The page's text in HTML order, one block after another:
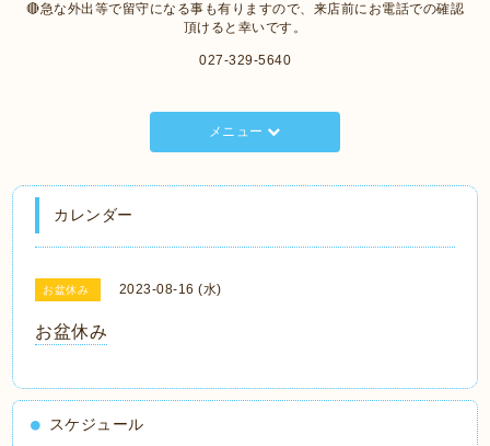
🔴急な外出等で留守になる事も有りますので、来店前にお電話での確認
頂けると幸いです。
027-329-5640
メニュー
カレンダー
お盆休み 2023-08-16 (水)
お盆休み
スケジュール